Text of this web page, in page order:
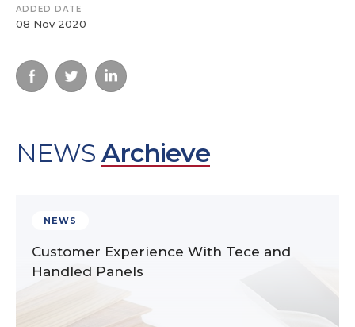
ADDED DATE
08 Nov 2020
NEWS Archieve
NEWS
Customer Experience With Tece and
Handled Panels